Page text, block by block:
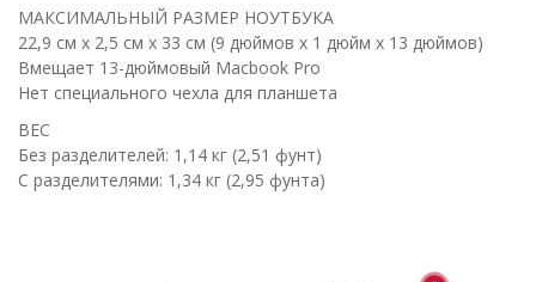
МАКСИМАЛЬНЫЙ РАЗМЕР НОУТБУКА
22,9 см x 2,5 см x 33 см (9 дюймов x 1 дюйм x 13 дюймов)
Вмещает 13-дюймовый Macbook Pro
Нет специального чехла для планшета
ВЕС
Без разделителей: 1,14 кг (2,51 фунт)
С разделителями: 1,34 кг (2,95 фунта)